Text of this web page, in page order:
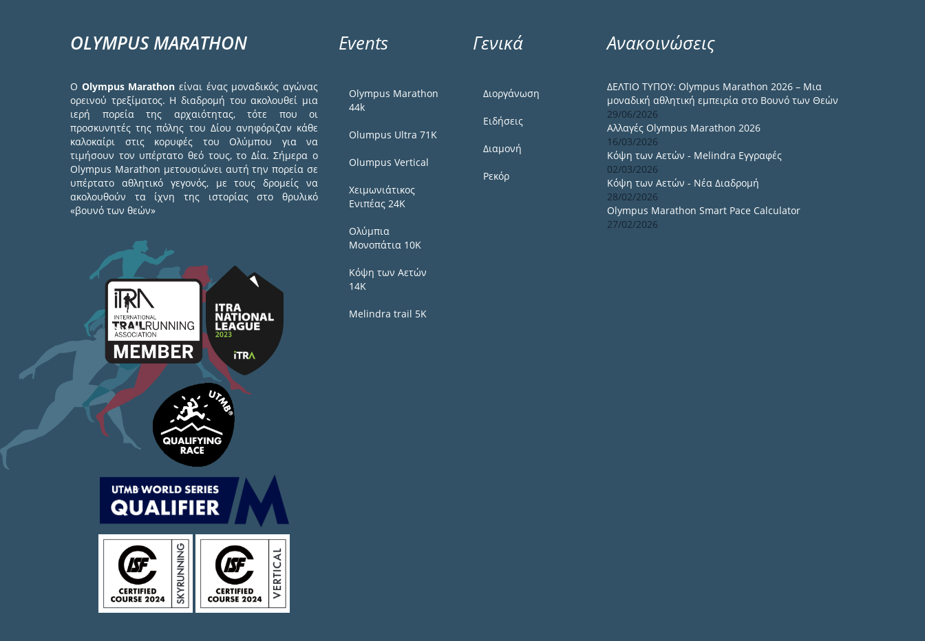
OLYMPUS MARATHON
Ο Olympus Marathon είναι ένας μοναδικός αγώνας
ορεινού τρεξίματος. Η διαδρομή του ακολουθεί μια
ιερή πορεία της αρχαιότητας, τότε που οι
προσκυνητές της πόλης του Δίου ανηφόριζαν κάθε
καλοκαίρι στις κορυφές του Ολύμπου για να
τιμήσουν τον υπέρτατο θεό τους, το Δία. Σήμερα ο
Olympus Marathon μετουσιώνει αυτή την πορεία σε
υπέρτατο αθλητικό γεγονός, με τους δρομείς να
ακολουθούν τα ίχνη της ιστορίας στο θρυλικό
«βουνό των θεών»
Events
Olympus Marathon
44k
Olumpus Ultra 71K
Olumpus Vertical
Χειμωνιάτικος
Ενιπέας 24Κ
Ολύμπια
Μονοπάτια 10Κ
Κόψη των Αετών
14Κ
Melindra trail 5Κ
Γενικά
Διοργάνωση
Ειδήσεις
Διαμονή
Ρεκόρ
Ανακοινώσεις
ΔΕΛΤΙΟ ΤΥΠΟΥ: Olympus Marathon 2026 – Μια
μοναδική αθλητική εμπειρία στο Βουνό των Θεών
29/06/2026
Αλλαγές Olympus Marathon 2026
16/03/2026
Κόψη των Αετών - Melindra Εγγραφές
02/03/2026
Κόψη των Αετών - Νέα Διαδρομή
28/02/2026
Olympus Marathon Smart Pace Calculator
27/02/2026